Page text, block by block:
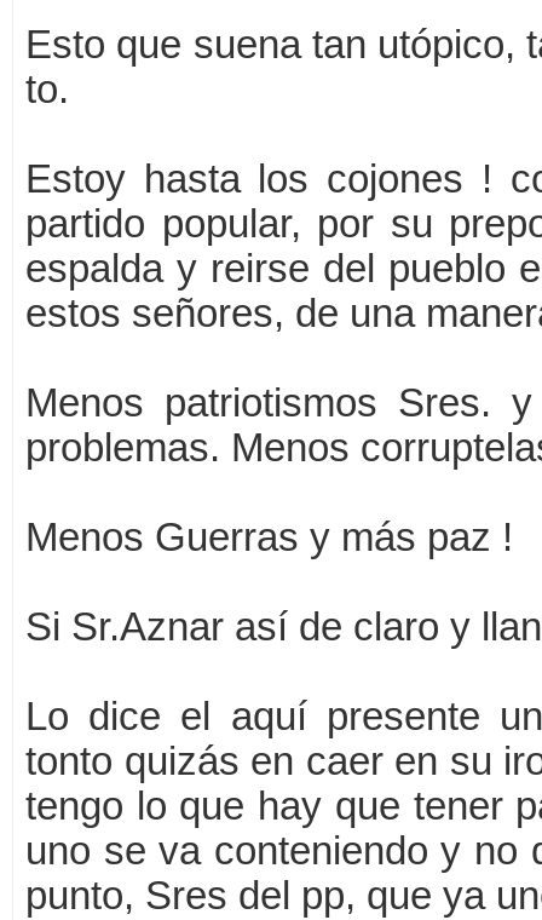
Esto que suena tan utópico,
to.
Estoy hasta los cojones !
partido popular, por su
espalda y reirse del pueblo
estos señores, de una
Menos patriotismos Sres.
problemas. Menos
Menos Guerras y más paz !
Si Sr.Aznar así de claro y
Lo dice el aquí presente
tonto quizás en caer en su
tengo lo que hay que tener
uno se va conteniendo y no
punto, Sres del pp, que ya